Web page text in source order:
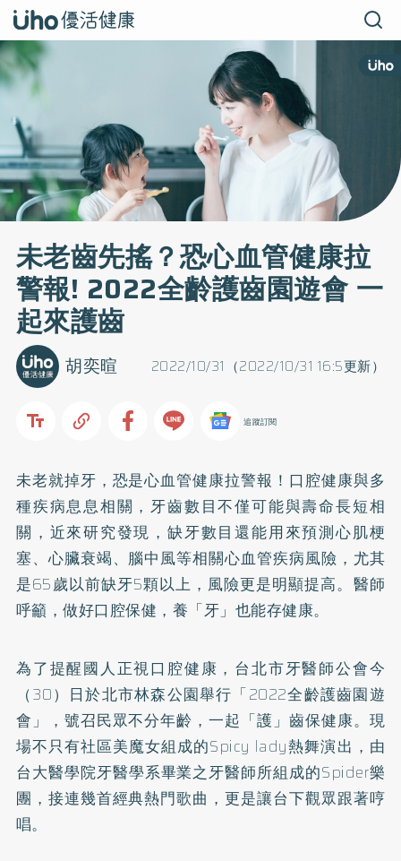
未老齒先搖？恐心血管健康拉
警報! 2022全齡護齒園遊會 一
起來護齒
2022/10/31（2022/10/31 16:5更新）
胡奕暄
追蹤訂閱
未老就掉牙，恐是心血管健康拉警報！口腔健康與多
種疾病息息相關，牙齒數目不僅可能與壽命長短相
關，近來研究發現，缺牙數目還能用來預測心肌梗
塞、心臟衰竭、腦中風等相關心血管疾病風險，尤其
是65歲以前缺牙5顆以上，風險更是明顯提高。醫師
呼籲，做好口腔保健，養「牙」也能存健康。
為了提醒國人正視口腔健康，台北市牙醫師公會今
（30）日於北市林森公園舉行「2022全齡護齒園遊
會」，號召民眾不分年齡，一起「護」齒保健康。現
場不只有社區美魔女組成的Spicy lady熱舞演出，由
台大醫學院牙醫學系畢業之牙醫師所組成的Spider樂
團，接連幾首經典熱門歌曲，更是讓台下觀眾跟著哼
唱。